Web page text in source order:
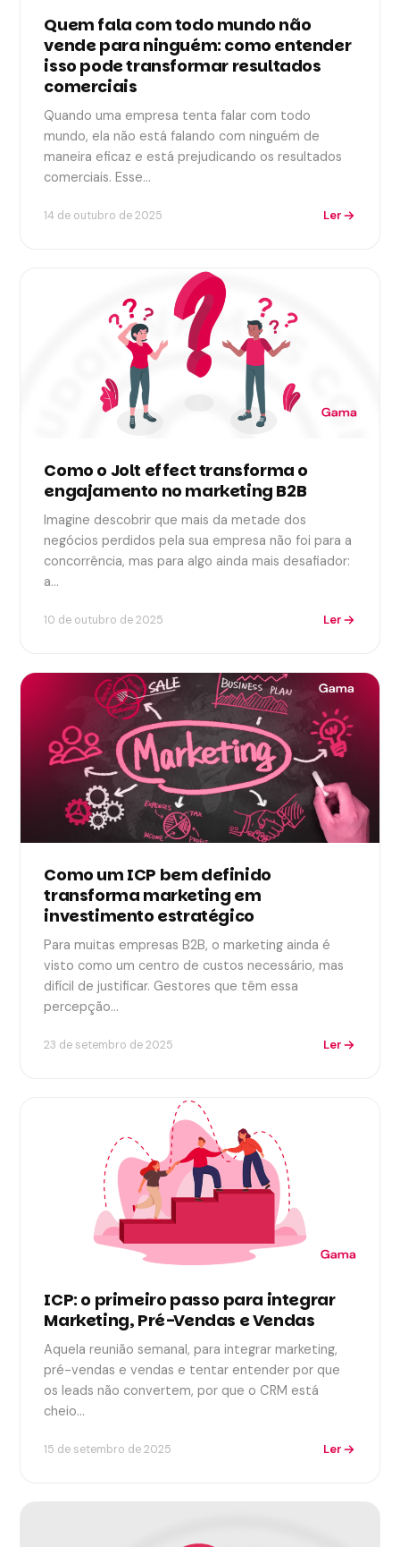
Quem fala com todo mundo não
vende para ninguém: como entender
isso pode transformar resultados
comerciais
Quando uma empresa tenta falar com todo
mundo, ela não está falando com ninguém de
maneira eficaz e está prejudicando os resultados
comerciais. Esse…
14 de outubro de 2025 Ler
Como o Jolt effect transforma o
engajamento no marketing B2B
Imagine descobrir que mais da metade dos
negócios perdidos pela sua empresa não foi para a
concorrência, mas para algo ainda mais desafiador:
a…
10 de outubro de 2025 Ler
Como um ICP bem definido
transforma marketing em
investimento estratégico
Para muitas empresas B2B, o marketing ainda é
visto como um centro de custos necessário, mas
difícil de justificar. Gestores que têm essa
percepção…
23 de setembro de 2025 Ler
ICP: o primeiro passo para integrar
Marketing, Pré-Vendas e Vendas
Aquela reunião semanal, para integrar marketing,
pré-vendas e vendas e tentar entender por que
os leads não convertem, por que o CRM está
cheio…
15 de setembro de 2025 Ler